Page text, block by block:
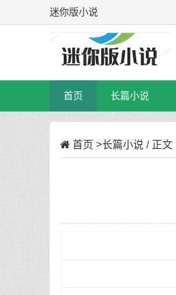
迷你版小说
首页 长篇小说
首页 >长篇小说 / 正文